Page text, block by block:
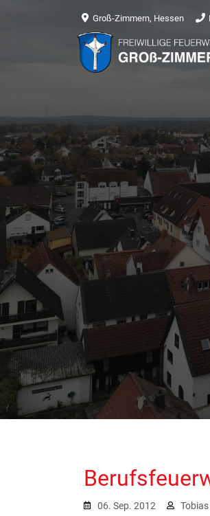
Groß-Zimmern, Hessen
06. Sep. 2012